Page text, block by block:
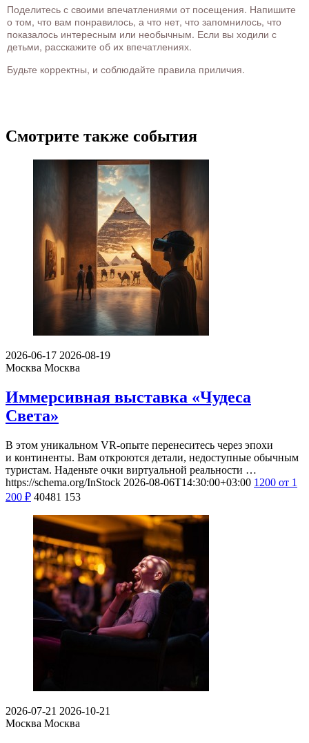
Поделитесь с своими впечатлениями от посещения. Напишите
о том, что вам понравилось, а что нет, что запомнилось, что
показалось интересным или необычным. Если вы ходили с
детьми, расскажите об их впечатлениях.
Будьте корректны, и соблюдайте правила приличия.
Смотрите также события
2026-06-17 2026-08-19
Москва Москва
Иммерсивная выставка «Чудеса
Света»
В этом уникальном VR-опыте перенеситесь через эпохи
и континенты. Вам откроются детали, недоступные обычным
туристам. Наденьте очки виртуальной реальности …
https://schema.org/InStock 2026-08-06T14:30:00+03:00 1200 от 1
200 ₽ 40481 153
2026-07-21 2026-10-21
Москва Москва